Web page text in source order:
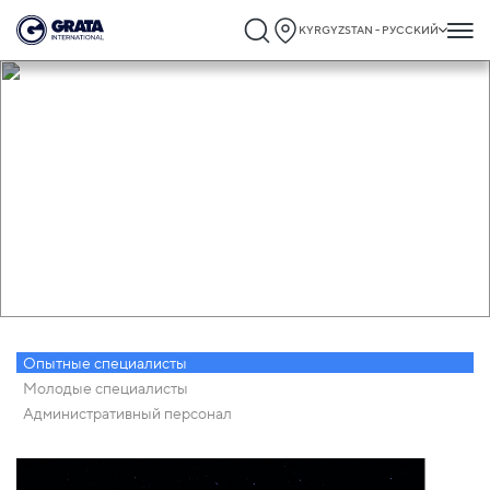
KYRGYZSTAN - РУССКИЙ
Опытные специалисты
Молодые специалисты
Административный персонал